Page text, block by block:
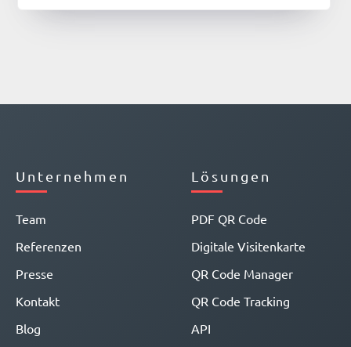
Unternehmen
Team
Referenzen
Presse
Kontakt
Blog
Lösungen
PDF QR Code
Digitale Visitenkarte
QR Code Manager
QR Code Tracking
API